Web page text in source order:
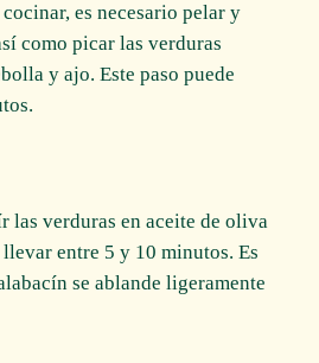
es necesario pelar y
como picar las verduras
y ajo. Este paso puede
las verduras en aceite de oliva
entre 5 y 10 minutos. Es
se ablande ligeramente